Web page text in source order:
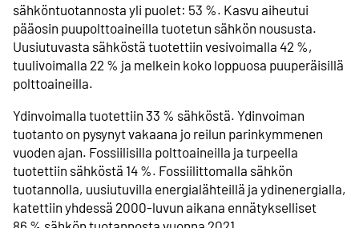
sähköntuotannosta yli puolet: 53 %. Kasvu aiheutui
pääosin puupolttoaineilla tuotetun sähkön noususta.
Uusiutuvasta sähköstä tuotettiin vesivoimalla 42 %,
tuulivoimalla 22 % ja melkein koko loppuosa puuperäisillä
polttoaineilla.
Ydinvoimalla tuotettiin 33 % sähköstä. Ydinvoiman
tuotanto on pysynyt vakaana jo reilun parinkymmenen
vuoden ajan. Fossiilisilla polttoaineilla ja turpeella
tuotettiin sähköstä 14 %. Fossiilittomalla sähkön
tuotannolla, uusiutuvilla energialähteillä ja ydinenergialla,
katettiin yhdessä 2000-luvun aikana ennätykselliset